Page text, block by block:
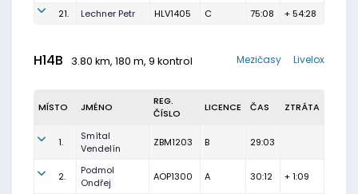
21. Lechner Petr HLV1405 C 75:08 + 54:28
H14B 3.80 km, 180 m, 9 kontrol Livelox
Mezičasy
MÍSTO JMÉNO
REG.
ČÍSLO
LICENCE ČAS ZTRÁTA
1.
Smítal
Vendelín
ZBM1203 B 29:03
2.
Podmol
Ondřej
AOP1300 A 30:12 + 1:09